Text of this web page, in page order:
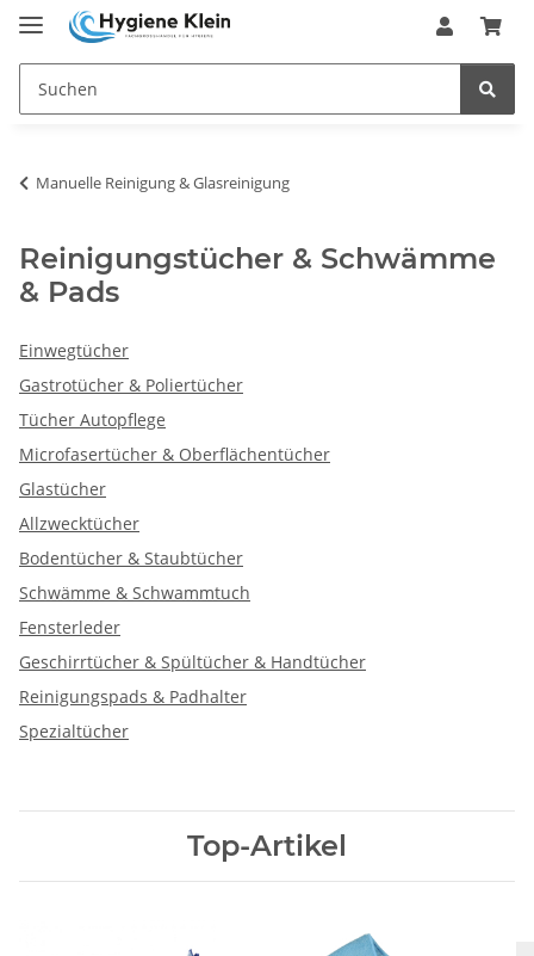
Manuelle Reinigung & Glasreinigung
Reinigungstücher & Schwämme
& Pads
Einwegtücher
Gastrotücher & Poliertücher
Tücher Autopflege
Microfasertücher & Oberflächentücher
Glastücher
Allzwecktücher
Bodentücher & Staubtücher
Schwämme & Schwammtuch
Fensterleder
Geschirrtücher & Spültücher & Handtücher
Reinigungspads & Padhalter
Spezialtücher
Top-Artikel